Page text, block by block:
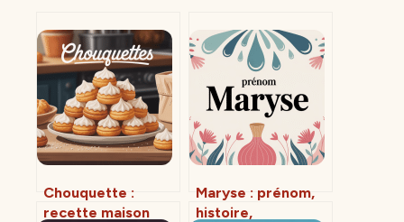
Chouquette :
recette maison
Maryse : prénom,
histoire,